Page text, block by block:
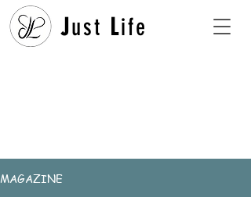
Just Life
MAGAZINE